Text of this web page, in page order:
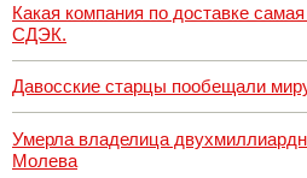
Какая компания по доставке
СДЭК.
Давосские старцы пообещали
Умерла владелица
Молева